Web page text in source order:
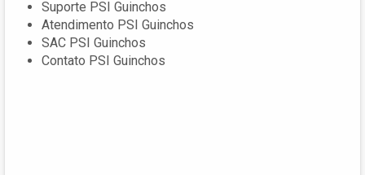
Suporte PSI Guinchos
Atendimento PSI Guinchos
SAC PSI Guinchos
Contato PSI Guinchos